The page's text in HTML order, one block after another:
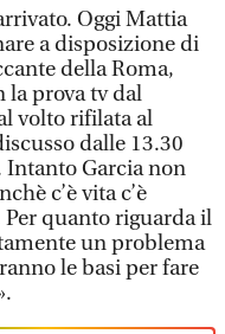
Oggi Mattia
a disposizione di
della Roma,
la prova tv dal
volto rifilata al
dalle 13.30
Intanto Garcia non
c’è vita c’è
Per quanto riguarda il
un problema
le basi per fare